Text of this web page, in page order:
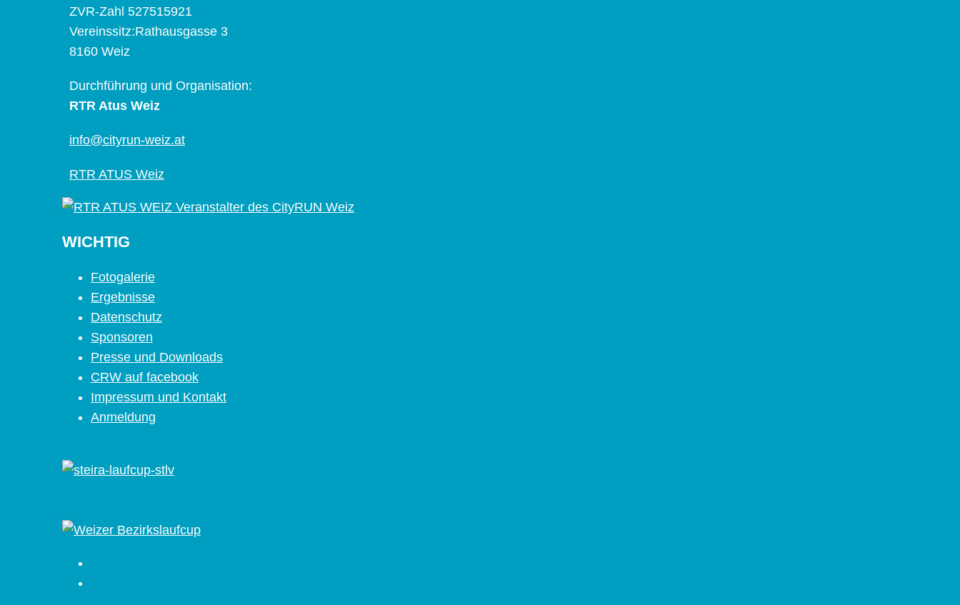
ZVR-Zahl 527515921
Vereinssitz:Rathausgasse 3
8160 Weiz
Durchführung und Organisation:
RTR Atus Weiz
info@cityrun-weiz.at
RTR ATUS Weiz
WICHTIG
Fotogalerie
Ergebnisse
Datenschutz
Sponsoren
Presse und Downloads
CRW auf facebook
Impressum und Kontakt
Anmeldung